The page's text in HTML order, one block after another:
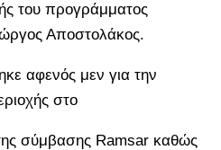
του προγράμματος
Αποστολάκος.
αφενός μεν για την
στο
σύμβασης Ramsar καθώς